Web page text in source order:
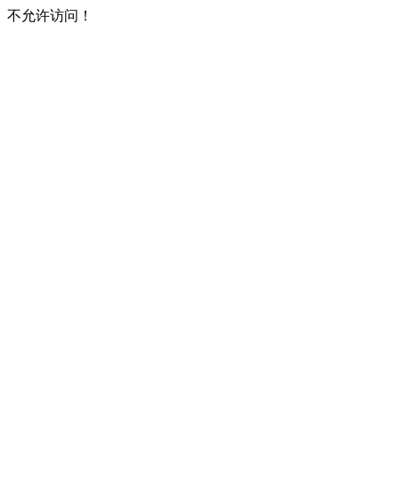
不允许访问！